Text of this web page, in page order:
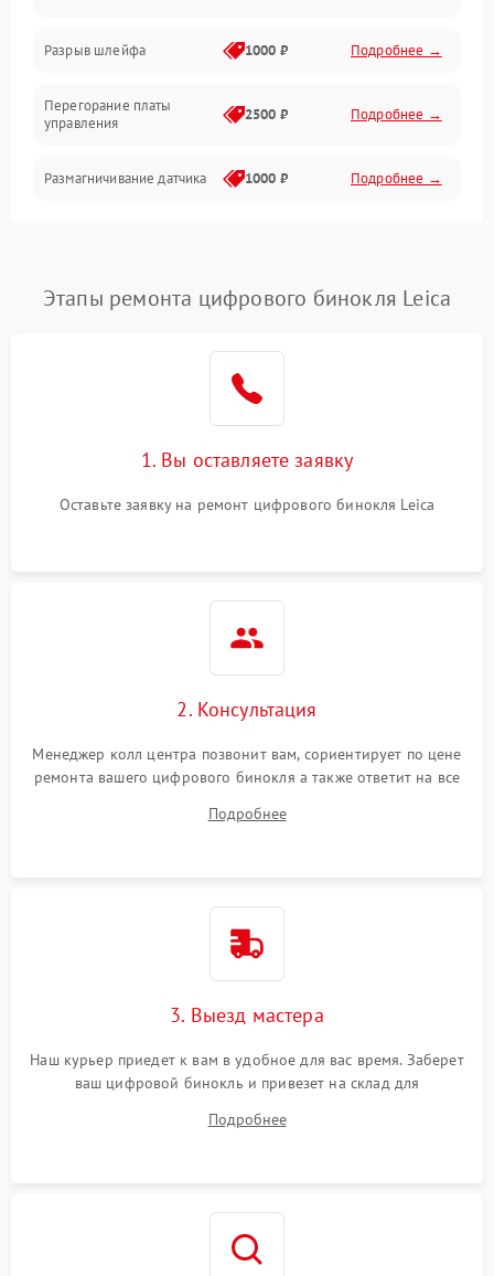
Разрыв шлейфа 1000 ₽ Подробнее →
Перегорание платы
управления
2500 ₽ Подробнее →
Размагничивание датчика 1000 ₽ Подробнее →
Неправильная передача
1000 ₽
Перегрев устройства
Этапы ремонта цифрового бинокля Leica
1. Вы оставляете заявку
Оставьте заявку на ремонт цифрового бинокля Leica
2. Консультация
Менеджер колл центра позвонит вам, сориентирует по цене
ремонта вашего цифрового бинокля а также ответит на все
Подробнее
3. Выезд мастера
Наш курьер приедет к вам в удобное для вас время. Заберет
ваш цифровой бинокль и привезет на склад для
Подробнее